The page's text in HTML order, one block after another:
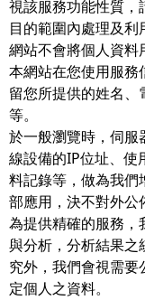
視該服務功能性質，
目的範圍內處理及
網站不會將個人資料
本網站在您使用服務
留您所提供的姓名
等。
於一般瀏覽時，伺服
線設備的IP位址、使
料記錄等，做為我們
部應用，決不對外公
為提供精確的服務，
與分析，分析結果之
究外，我們會視需
定個人之資料。